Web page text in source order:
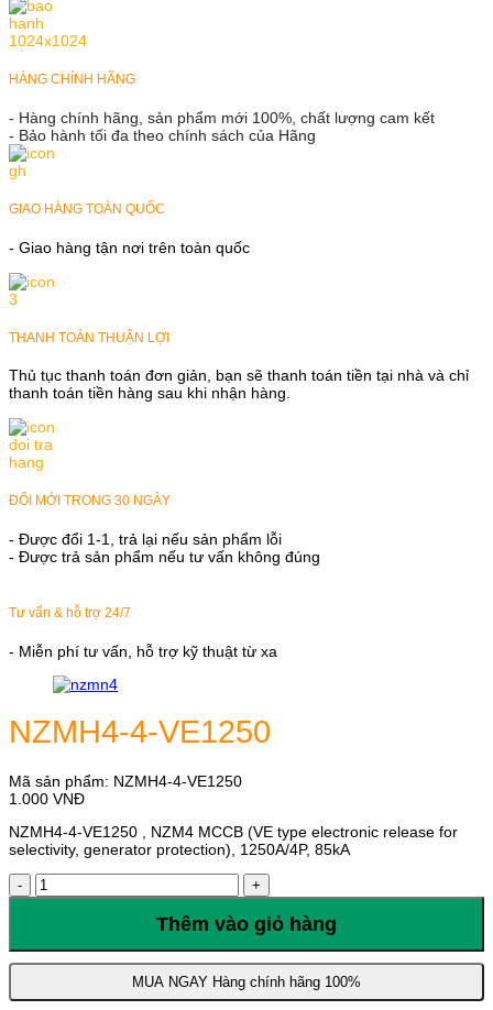
HÀNG CHÍNH HÃNG
- Hàng chính hãng, sản phẩm mới 100%, chất lượng cam kết
- Bảo hành tối đa theo chính sách của Hãng
GIAO HÀNG TOÀN QUỐC
- Giao hàng tận nơi trên toàn quốc
THANH TOÁN THUẬN LỢI
Thủ tục thanh toán đơn giản, bạn sẽ thanh toán tiền tại nhà và chỉ
thanh toán tiền hàng sau khi nhận hàng.
ĐỔI MỚI TRONG 30 NGÀY
- Được đổi 1-1, trả lại nếu sản phẩm lỗi
- Được trả sản phẩm nếu tư vấn không đúng
Tư vấn & hỗ trợ 24/7
- Miễn phí tư vấn, hỗ trợ kỹ thuật từ xa
NZMH4-4-VE1250
Mã sản phẩm: NZMH4-4-VE1250
1.000 VNĐ
NZMH4-4-VE1250 , NZM4 MCCB (VE type electronic release for
selectivity, generator protection), 1250A/4P, 85kA
NZMH4-
4-
lượng
Thêm vào giỏ hàng
MUA NGAY Hàng chính hãng 100%